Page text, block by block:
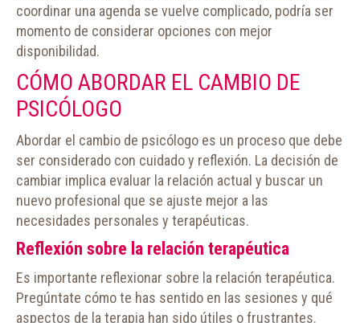
coordinar una agenda se vuelve complicado, podría ser
momento de considerar opciones con mejor
disponibilidad.
CÓMO ABORDAR EL CAMBIO DE
PSICÓLOGO
Abordar el cambio de psicólogo es un proceso que debe
ser considerado con cuidado y reflexión. La decisión de
cambiar implica evaluar la relación actual y buscar un
nuevo profesional que se ajuste mejor a las
necesidades personales y terapéuticas.
Reflexión sobre la relación terapéutica
Es importante reflexionar sobre la relación terapéutica.
Pregúntate cómo te has sentido en las sesiones y qué
aspectos de la terapia han sido útiles o frustrantes.